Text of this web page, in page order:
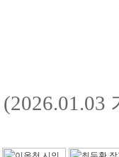
(2026.01.03